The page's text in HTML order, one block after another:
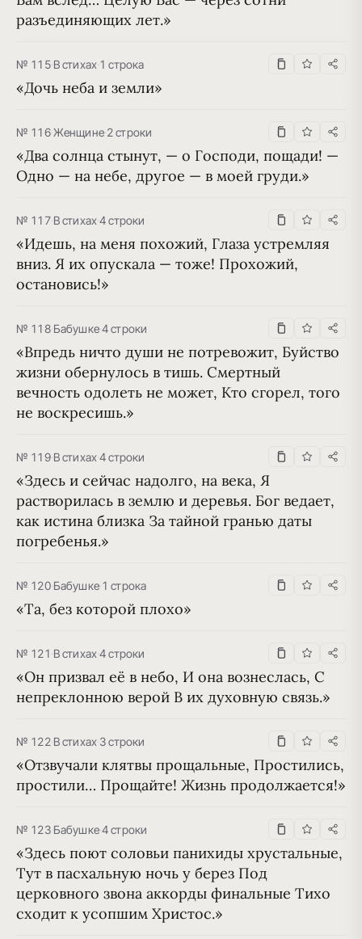
разъединяющих лет.»
№ 115·В стихах·1 строка
«Дочь неба и земли»
№ 116·Женщине·2 строки
«Два солнца стынут, — о Господи, пощади! —
Одно — на небе, другое — в моей груди.»
№ 117·В стихах·4 строки
«Идешь, на меня похожий, Глаза устремляя
вниз. Я их опускала — тоже! Прохожий,
остановись!»
№ 118·Бабушке·4 строки
«Впредь ничто души не потревожит, Буйство
жизни обернулось в тишь. Смертный
вечность одолеть не может, Кто сгорел, того
не воскресишь.»
№ 119·В стихах·4 строки
«Здесь и сейчас надолго, на века, Я
растворилась в землю и деревья. Бог ведает,
как истина близка За тайной гранью даты
погребенья.»
№ 120·Бабушке·1 строка
«Та, без которой плохо»
№ 121·В стихах·4 строки
«Он призвал её в небо, И она вознеслась, С
непреклонною верой В их духовную связь.»
№ 122·В стихах·3 строки
«Отзвучали клятвы прощальные, Простились,
простили… Прощайте! Жизнь продолжается!»
№ 123·Бабушке·4 строки
«Здесь поют соловьи панихиды хрустальные,
Тут в пасхальную ночь у берез Под
церковного звона аккорды финальные Тихо
сходит к усопшим Христос.»